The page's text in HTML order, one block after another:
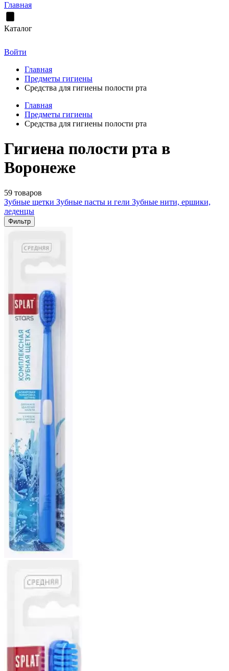
Главная
Каталог
Войти
Главная
Предметы гигиены
Средства для гигиены полости рта
Главная
Предметы гигиены
Средства для гигиены полости рта
Гигиена полости рта в
Воронеже
59 товаров
Зубные щетки Зубные пасты и гели Зубные нити, ершики,
леденцы
Фильтр